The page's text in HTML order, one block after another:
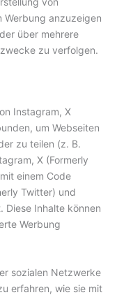
anzuzeigen
über mehrere
zu verfolgen.
Instagram, X
um Webseiten
zu teilen (z. B.
X (Formerly
einem Code
Twitter) und
Diese Inhalte können
Werbung
sozialen Netzwerke
erfahren, wie sie mit